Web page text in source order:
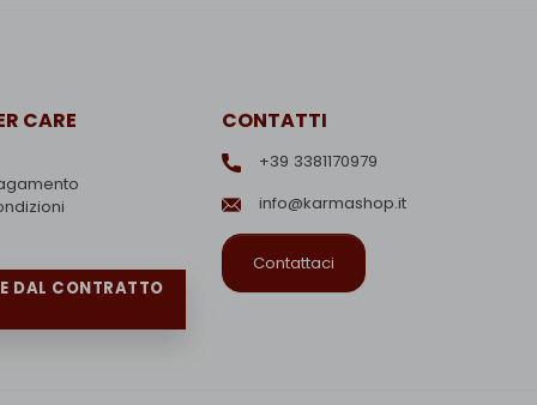
CARE
DAL CONTRATTO
CONTATTI
+39 3381170979
info@karmashop.it
Contattaci